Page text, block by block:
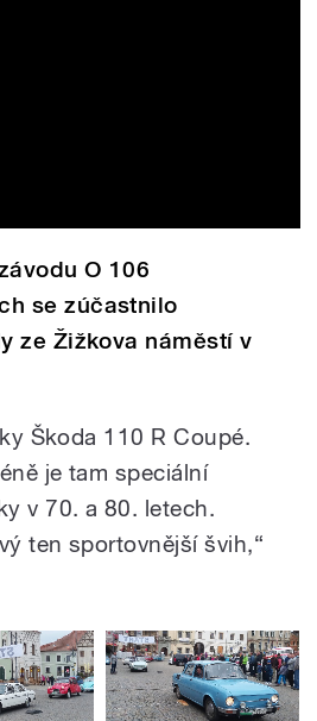
O 106
se zúčastnilo
ze Žižkova náměstí v
Škoda 110 R Coupé.
je tam speciální
v 70. a 80. letech.
ten sportovnější švih,“